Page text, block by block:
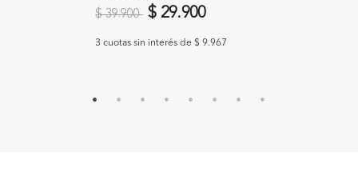
Precio reducido de
$ 39.900 a$ 29.900
3 cuotas sin interés de $ 9.967